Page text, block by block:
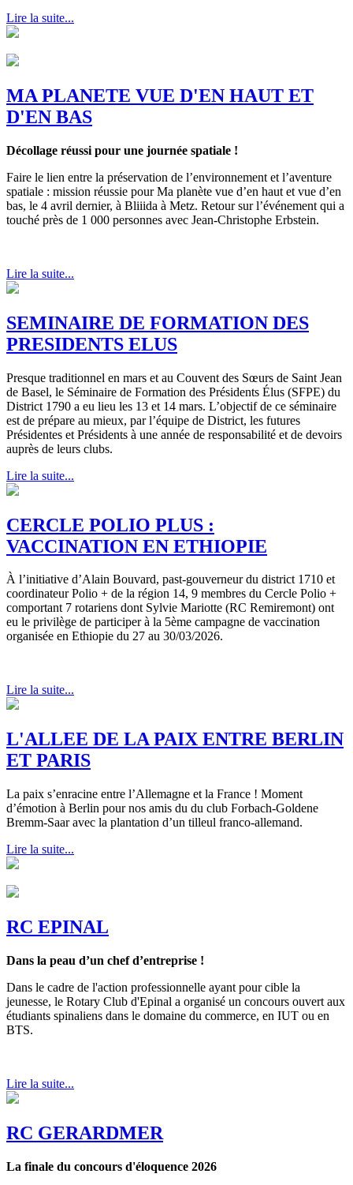
Lire la suite...
MA PLANETE VUE D'EN HAUT ET
D'EN BAS
Décollage réussi pour une journée spatiale !
Faire le lien entre la préservation de l’environnement et l’aventure
spatiale : mission réussie pour Ma planète vue d’en haut et vue d’en
bas, le 4 avril dernier, à Bliiida à Metz. Retour sur l’événement qui a
touché près de 1 000 personnes avec Jean-Christophe Erbstein.
Lire la suite...
SEMINAIRE DE FORMATION DES
PRESIDENTS ELUS
Presque traditionnel en mars et au Couvent des Sœurs de Saint Jean
de Basel, le Séminaire de Formation des Présidents Élus (SFPE) du
District 1790 a eu lieu les 13 et 14 mars. L’objectif de ce séminaire
est de prépare au mieux, par l’équipe de District, les futures
Présidentes et Présidents à une année de responsabilité et de devoirs
auprès de leurs clubs.
Lire la suite...
CERCLE POLIO PLUS :
VACCINATION EN ETHIOPIE
À l’initiative d’Alain Bouvard, past-gouverneur du district 1710 et
coordinateur Polio + de la région 14, 9 membres du Cercle Polio +
comportant 7 rotariens dont Sylvie Mariotte (RC Remiremont) ont
eu le privilège de participer à la 5ème campagne de vaccination
organisée en Ethiopie du 27 au 30/03/2026.
Lire la suite...
L'ALLEE DE LA PAIX ENTRE BERLIN
ET PARIS
La paix s’enracine entre l’Allemagne et la France ! Moment
d’émotion à Berlin pour nos amis du du club Forbach-Goldene
Bremm-Saar avec la plantation d’un tilleul franco-allemand.
Lire la suite...
RC EPINAL
Dans la peau d’un chef d’entreprise !
Dans le cadre de l'action professionnelle ayant pour cible la
jeunesse, le Rotary Club d'Epinal a organisé un concours ouvert aux
étudiants spinaliens dans le domaine du commerce, en IUT ou en
BTS.
Lire la suite...
RC GERARDMER
La finale du concours d'éloquence 2026